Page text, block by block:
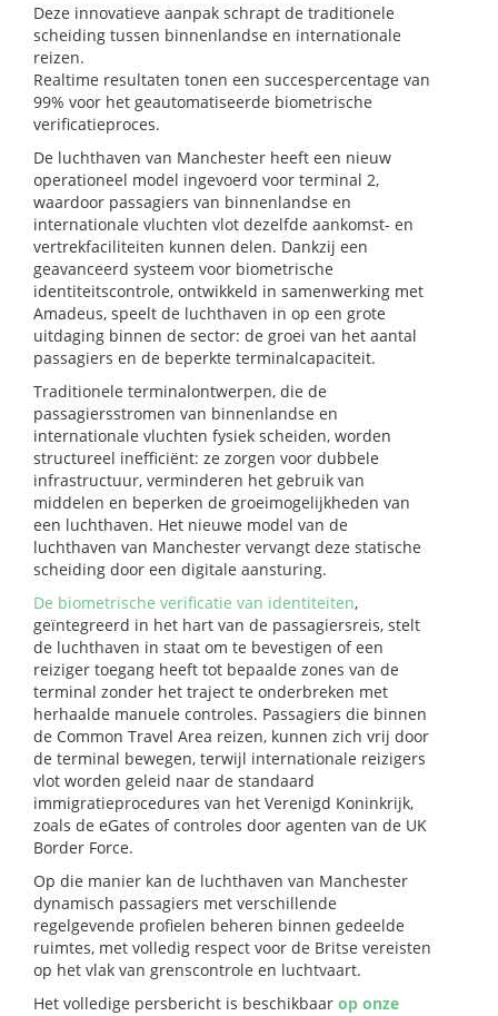
Deze innovatieve aanpak schrapt de traditionele
scheiding tussen binnenlandse en internationale
reizen.
Realtime resultaten tonen een succespercentage van
99% voor het geautomatiseerde biometrische
verificatieproces.
De luchthaven van Manchester heeft een nieuw
operationeel model ingevoerd voor terminal 2,
waardoor passagiers van binnenlandse en
internationale vluchten vlot dezelfde aankomst- en
vertrekfaciliteiten kunnen delen. Dankzij een
geavanceerd systeem voor biometrische
identiteitscontrole, ontwikkeld in samenwerking met
Amadeus, speelt de luchthaven in op een grote
uitdaging binnen de sector: de groei van het aantal
passagiers en de beperkte terminalcapaciteit.
Traditionele terminalontwerpen, die de
passagiersstromen van binnenlandse en
internationale vluchten fysiek scheiden, worden
structureel inefficiënt: ze zorgen voor dubbele
infrastructuur, verminderen het gebruik van
middelen en beperken de groeimogelijkheden van
een luchthaven. Het nieuwe model van de
luchthaven van Manchester vervangt deze statische
scheiding door een digitale aansturing.
De biometrische verificatie van identiteiten,
geïntegreerd in het hart van de passagiersreis, stelt
de luchthaven in staat om te bevestigen of een
reiziger toegang heeft tot bepaalde zones van de
terminal zonder het traject te onderbreken met
herhaalde manuele controles. Passagiers die binnen
de Common Travel Area reizen, kunnen zich vrij door
de terminal bewegen, terwijl internationale reizigers
vlot worden geleid naar de standaard
immigratieprocedures van het Verenigd Koninkrijk,
zoals de eGates of controles door agenten van de UK
Border Force.
Op die manier kan de luchthaven van Manchester
dynamisch passagiers met verschillende
regelgevende profielen beheren binnen gedeelde
ruimtes, met volledig respect voor de Britse vereisten
op het vlak van grenscontrole en luchtvaart.
Het volledige persbericht is beschikbaar op onze